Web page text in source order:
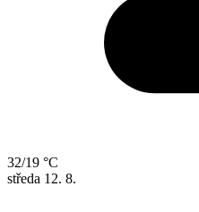
32/19 °C
středa 12. 8.